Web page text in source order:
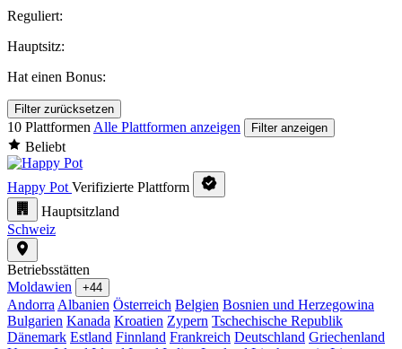
Reguliert:
Hauptsitz:
Hat einen Bonus:
Filter zurücksetzen
10 Plattformen Alle Plattformen anzeigen Filter anzeigen
Beliebt
Happy Pot Verifizierte Plattform
Hauptsitzland
Schweiz
Betriebsstätten
Moldawien
+44
Andorra Albanien Österreich Belgien Bosnien und Herzegowina
Bulgarien Kanada Kroatien Zypern Tschechische Republik
Dänemark Estland Finnland Frankreich Deutschland Griechenland